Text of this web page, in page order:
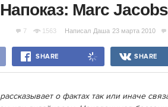
Напоказ: Marc
7 1563 Написал Даша 23 марта 2010
SHARE SHARE
о фактах так или иначе